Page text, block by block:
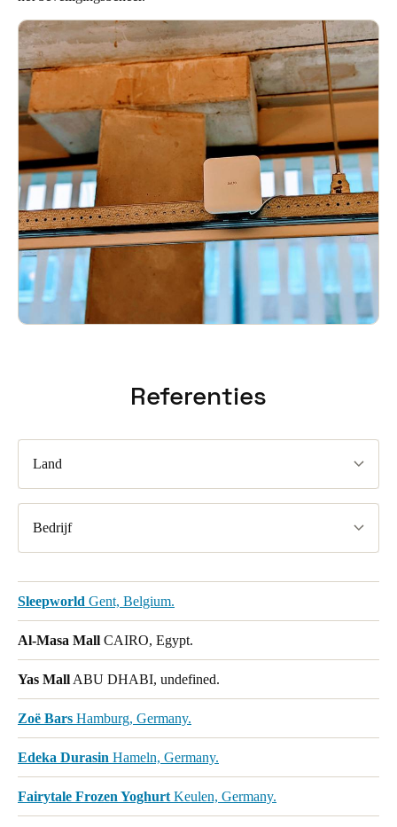
Referenties
Land
Bedrijf
Sleepworld Gent, Belgium.
Al-Masa Mall CAIRO, Egypt.
Yas MallABU DHABI, undefined.
Zoë Bars Hamburg, Germany.
Edeka Durasin Hameln, Germany.
Fairytale Frozen YoghurtKeulen, Germany.